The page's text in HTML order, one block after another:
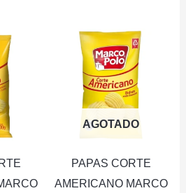
150G
cantidad
AGOTADO
PAPAS CORTE
AMERICANO MARCO